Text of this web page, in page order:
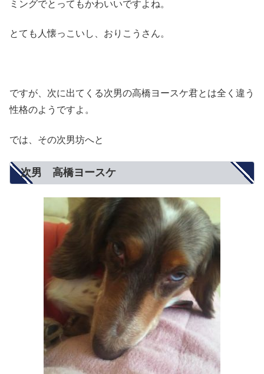
ミングでとってもかわいいですよね。
とても人懐っこいし、おりこうさん。
ですが、次に出てくる次男の高橋ヨースケ君とは全く違う
性格のようですよ。
では、その次男坊へと
次男 高橋ヨースケ